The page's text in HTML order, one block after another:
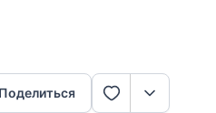
Поделиться